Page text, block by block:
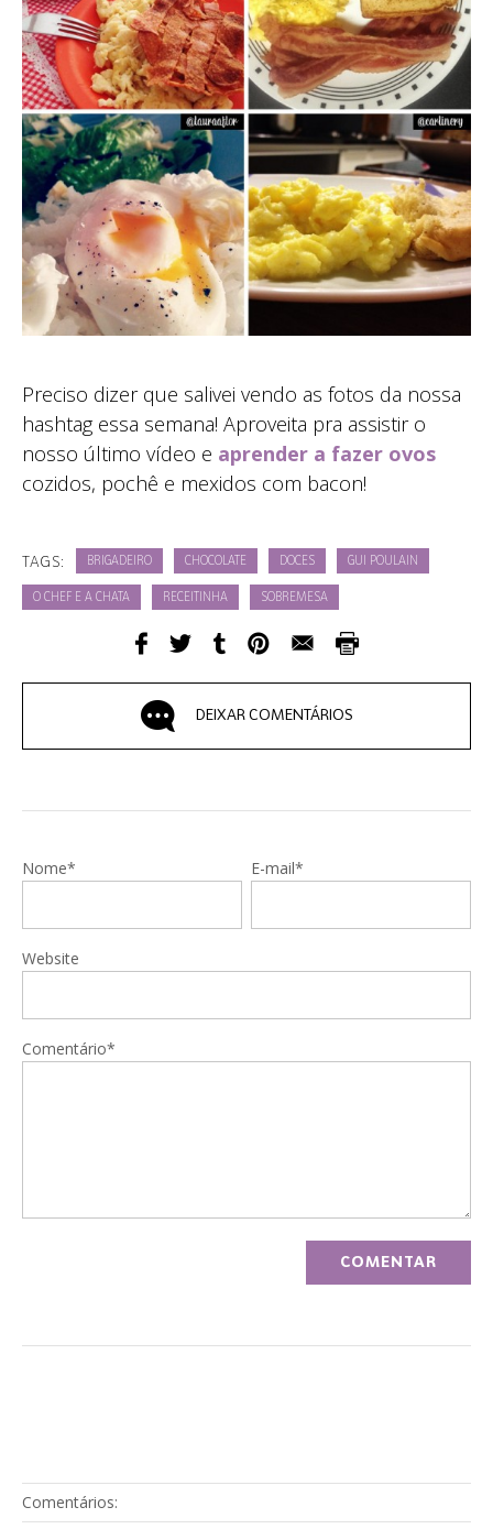
Preciso dizer que salivei vendo as fotos da nossa
hashtag essa semana! Aproveita pra assistir o
nosso último vídeo e aprender a fazer ovos
cozidos, pochê e mexidos com bacon!
TAGS: BRIGADEIRO CHOCOLATE DOCES GUI POULAIN
O CHEF E A CHATA RECEITINHA SOBREMESA
DEIXAR COMENTÁRIOS
Nome* E-mail*
Website
Comentário*
Comentários: